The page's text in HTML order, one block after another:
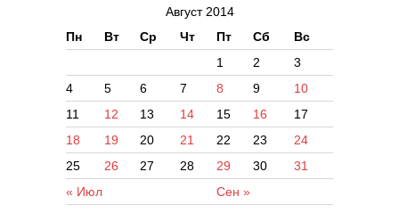
Август 2014
Пн
Вт Ср Чт Пт Сб Вс
« Июл Сен »
1 2
3
4
5 6 7 8 9
10
11
12 13 14 15 16
17
18
19 20 21 22 23
24
25
26 27 28 29 30 31